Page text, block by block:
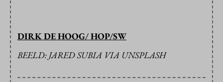
DIRK DE HOOG/ HOP/SW
BEELD: JARED SUBIA VIA UNSPLASH